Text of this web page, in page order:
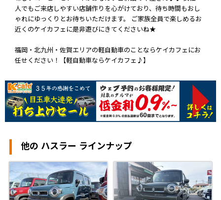
人でもご来店しやすい店舗作りを心がけており、待ち時間もおし
ゃれにゆっくりとお待ちいただけます。 ご家族全員で楽しめるお
近くのケイカフェに是非遊びにきてくださいね★
福岡・北九州・佐賀エリアの軽自動車のことならケイカフェにお
任せください！【軽自動車ならケイカフェ♪】
他の ハスラー ラインナップ